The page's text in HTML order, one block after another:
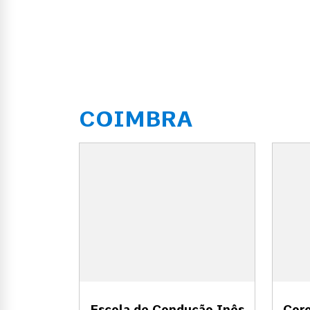
COIMBRA